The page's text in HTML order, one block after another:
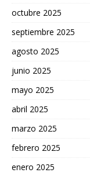
octubre 2025
septiembre 2025
agosto 2025
junio 2025
mayo 2025
abril 2025
marzo 2025
febrero 2025
enero 2025